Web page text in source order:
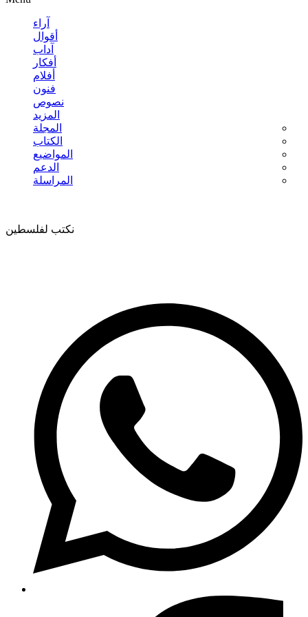
آراء
أقوال
آداب
أفكار
أفلام
فنون
نصوص
المزيد
المجلة
الكتاب
المواضيع
الدعم
المراسلة
نكتب لفلسطين